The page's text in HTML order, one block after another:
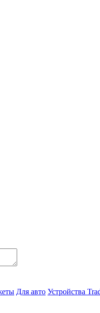
Для авто Устройства